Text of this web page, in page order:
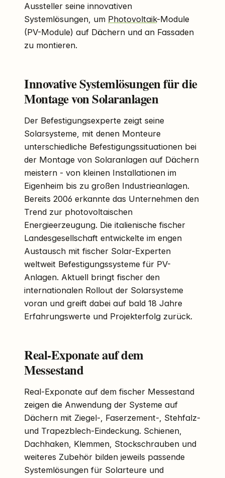
Aussteller seine innovativen
Systemlösungen, um Photovoltaik-Module
(PV-Module) auf Dächern und an Fassaden
zu montieren.
Innovative Systemlösungen für die
Montage von Solaranlagen
Der Befestigungsexperte zeigt seine
Solarsysteme, mit denen Monteure
unterschiedliche Befestigungssituationen bei
der Montage von Solaranlagen auf Dächern
meistern - von kleinen Installationen im
Eigenheim bis zu großen Industrieanlagen.
Bereits 2006 erkannte das Unternehmen den
Trend zur photovoltaischen
Energieerzeugung. Die italienische fischer
Landesgesellschaft entwickelte im engen
Austausch mit fischer Solar-Experten
weltweit Befestigungssysteme für PV-
Anlagen. Aktuell bringt fischer den
internationalen Rollout der Solarsysteme
voran und greift dabei auf bald 18 Jahre
Erfahrungswerte und Projekterfolg zurück.
Real-Exponate auf dem
Messestand
Real-Exponate auf dem fischer Messestand
zeigen die Anwendung der Systeme auf
Dächern mit Ziegel-, Faserzement-, Stehfalz-
und Trapezblech-Eindeckung. Schienen,
Dachhaken, Klemmen, Stockschrauben und
weiteres Zubehör bilden jeweils passende
Systemlösungen für Solarteure und